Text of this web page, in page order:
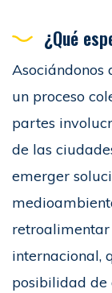
¿Qué
Asociándonos
un proceso
partes
de las
emerger
internacional,
posibilidad de